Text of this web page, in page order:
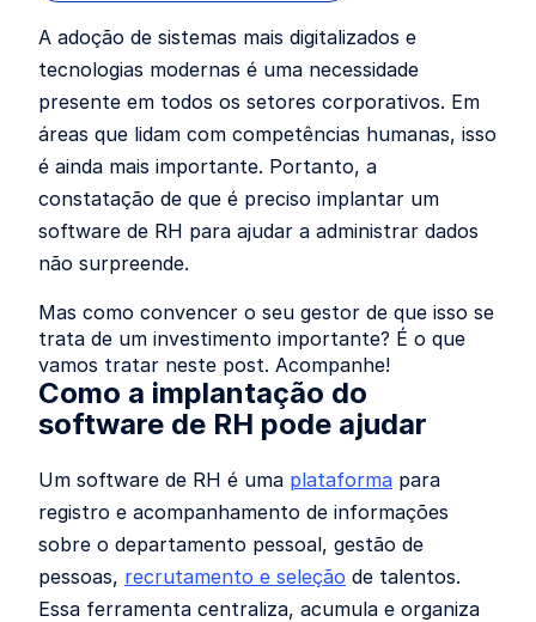
A adoção de sistemas mais digitalizados e
tecnologias modernas é uma necessidade
presente em todos os setores corporativos. Em
áreas que lidam com competências humanas, isso
é ainda mais importante. Portanto, a
constatação de que é preciso implantar um
software de RH para ajudar a administrar dados
não surpreende.
Mas como convencer o seu gestor de que isso se
trata de um investimento importante? É o que
vamos tratar neste post. Acompanhe!
Como a implantação do
software de RH pode ajudar
Um software de RH é uma plataforma para
registro e acompanhamento de informações
sobre o departamento pessoal, gestão de
pessoas, recrutamento e seleção de talentos.
Essa ferramenta centraliza, acumula e organiza